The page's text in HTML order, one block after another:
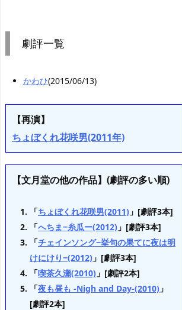
劇評一覧
かわひ(2015/06/13)
【再演】
ちょぼくれ花咲男(2011年)
【文月堂の他の作品】(劇評の多い順)
「ちょぼくれ花咲男(2011) 」[劇評3本]
「へちま−糸瓜ー(2012) 」[劇評3本]
「チェインソング−挙句の果てに夜は明
けにけり−(2012) 」[劇評3本]
「喫茶久瀬(2010) 」[劇評2本]
「夜も昼も -Nigh and Day-(2010) 」
[劇評2本]